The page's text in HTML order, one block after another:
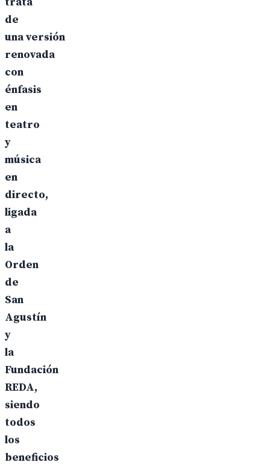
de
una versión
renovada
con
énfasis
en
teatro
y
música
en
directo,
ligada
a
la
Orden
de
San
Agustín
y
la
Fundación
REDA,
siendo
todos
los
beneficios